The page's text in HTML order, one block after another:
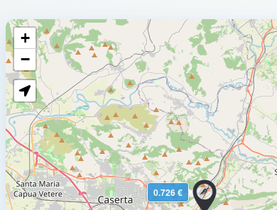
0.726 €
+
−